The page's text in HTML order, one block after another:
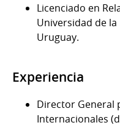
Licenciado en
Universidad de
Uruguay.
Experiencia
Director General
Internacionales